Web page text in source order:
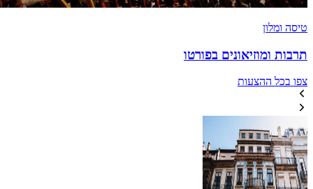
טיסה ומלון
תרבות ומוזיאונים בפורטו
צפו בכל ההצעות